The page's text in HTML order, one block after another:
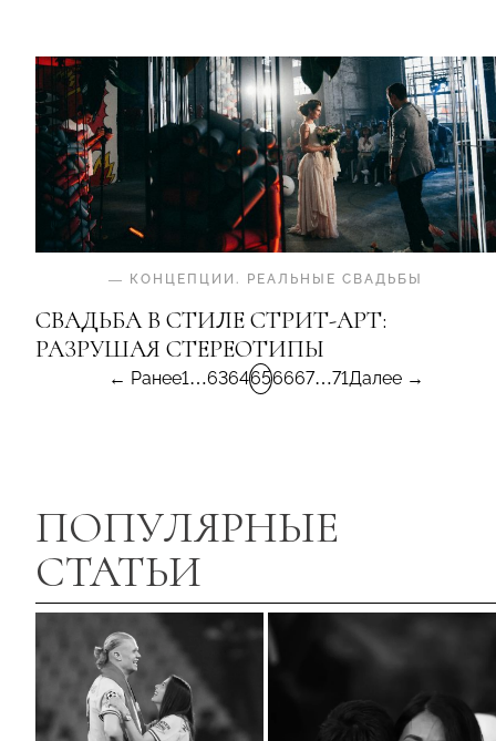
— КОНЦЕПЦИИ . РЕАЛЬНЫЕ СВАДЬБЫ
СВАДЬБА В СТИЛЕ СТРИТ-АРТ:
РАЗРУШАЯ СТЕРЕОТИПЫ
← Ранее1…6364656667…71Далее →
ПОПУЛЯРНЫЕ
СТАТЬИ